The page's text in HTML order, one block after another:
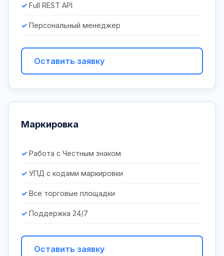
Full REST API
Персональный менеджер
Оставить заявку
Маркировка
Работа с Честным знаком
УПД с кодами маркировки
Все торговые площадки
Поддержка 24/7
Оставить заявку